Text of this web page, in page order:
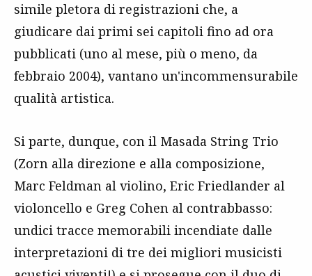
simile pletora di registrazioni che, a
giudicare dai primi sei capitoli fino ad ora
pubblicati (uno al mese, più o meno, da
febbraio 2004), vantano un'incommensurabile
qualità artistica.
Si parte, dunque, con il Masada String Trio
(Zorn alla direzione e alla composizione,
Marc Feldman al violino, Eric Friedlander al
violoncello e Greg Cohen al contrabbasso:
undici tracce memorabili incendiate dalle
interpretazioni di tre dei migliori musicisti